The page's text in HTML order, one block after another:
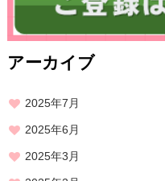
アーカイブ
2025年7月
2025年6月
2025年3月